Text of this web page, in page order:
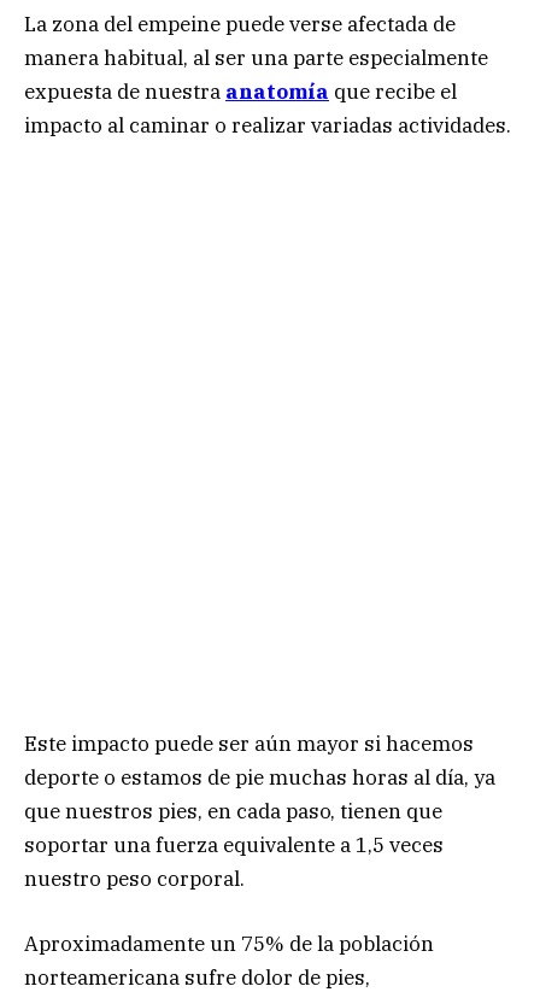
La zona del empeine puede verse afectada de
manera habitual, al ser una parte especialmente
expuesta de nuestra anatomía que recibe el
impacto al caminar o realizar variadas actividades.
Este impacto puede ser aún mayor si hacemos
deporte o estamos de pie muchas horas al día, ya
que nuestros pies, en cada paso, tienen que
soportar una fuerza equivalente a 1,5 veces
nuestro peso corporal.
Aproximadamente un 75% de la población
norteamericana sufre dolor de pies,